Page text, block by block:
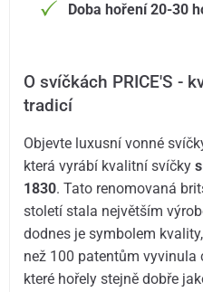
Doba hoření 20-30
O svíčkách PRICE'S -
tradicí
Objevte luxusní vonné
která vyrábí kvalitní svíčky
1830. Tato renomovaná
století stala největším
dodnes je symbolem
než 100 patentům vyvinula
které hořely stejně dobře